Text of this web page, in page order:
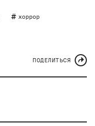
хоррор
ПОДЕЛИТЬСЯ